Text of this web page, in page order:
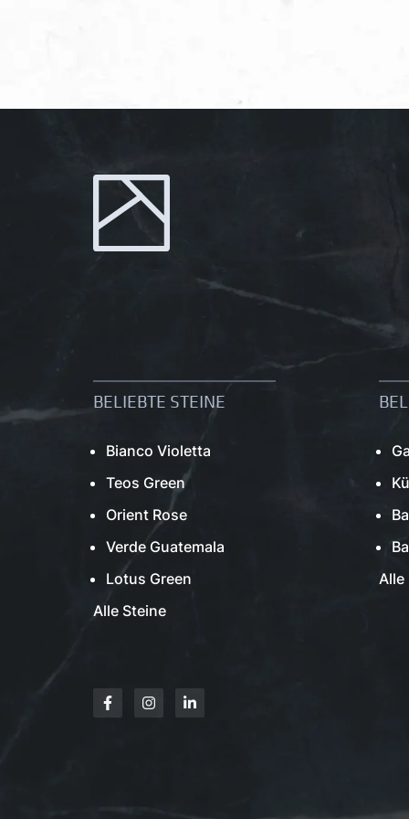
BELIEBTE STEINE
Bianco Violetta
Teos Green
Orient Rose
Verde Guatemala
Lotus Green
Alle Steine
Alle